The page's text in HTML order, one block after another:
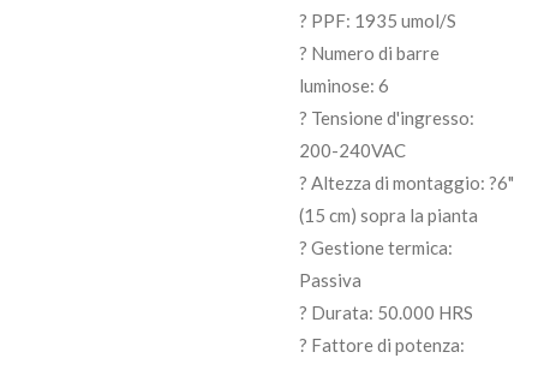
? PPF: 1935 umol/S
? Numero di barre
luminose: 6
? Tensione d'ingresso:
200-240VAC
? Altezza di montaggio: ?6"
(15 cm) sopra la pianta
? Gestione termica:
Passiva
? Durata: 50.000 HRS
? Fattore di potenza: